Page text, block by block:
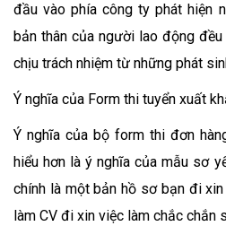
đầu vào phía công ty phát hiện
bản thân của người lao động
chịu trách nhiệm từ những phát
Ý nghĩa của Form thi tuyển xuất
Ý nghĩa của bộ form thi đơn
hiểu hơn là ý nghĩa của mẫu sơ
chính là một bản hồ sơ bạn đi
làm CV đi xin việc làm chắc chắn